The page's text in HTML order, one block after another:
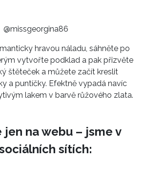
k organizaci a vyhodnocení akce a
i další zajímavé a exkluzivní
partnerů? Pokud souhlasíte se
k tomuto účelu podleZásad ochrany
Extra s.r.o., zaškrtněte toto pole.
@missgeorgina86
hravou náladu, sáhněte po
vytvořte podklad a pak přizvěte
štěteček a můžete začít kreslit
a puntíčky. Efektně vypadá navíc
lakem v barvě růžového zlata.
jen na webu – jsme v
sítích: